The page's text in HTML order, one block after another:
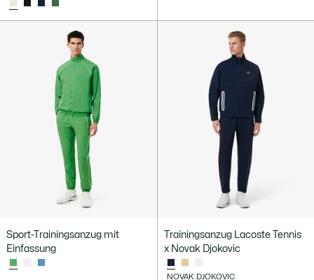
Sport-Trainingsanzug mit
Einfassung
Trainingsanzug Lacoste Tennis
x Novak Djokovic
NOVAK DJOKOVIC